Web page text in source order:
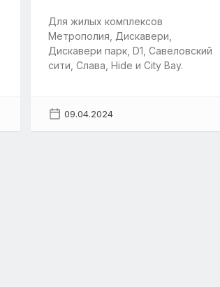
Для жилых комплексов
Метрополия, Дискавери,
Дискавери парк, D1, Савеловский
сити, Слава, Hide и City Bay.
09.04.2024